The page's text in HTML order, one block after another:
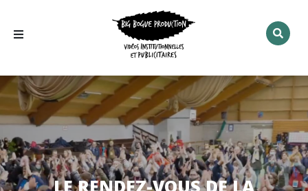
Rechercher
:
LE RENDEZ-VOUS DE LA